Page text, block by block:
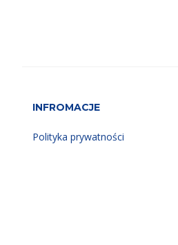
INFROMACJE
Polityka prywatności